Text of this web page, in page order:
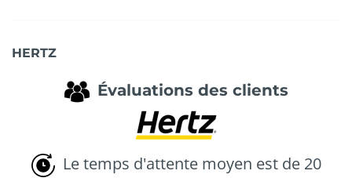
HERTZ
Évaluations des clients
Le temps d'attente moyen est de 20